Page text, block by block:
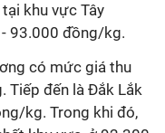
khu vực Tây
93.000 đồng/kg.
có mức giá thu
Tiếp đến là Đắk Lắk
kg. Trong khi đó,